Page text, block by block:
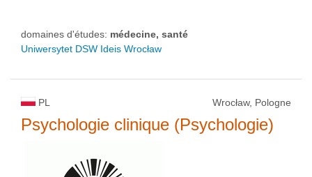
domaines d'études: médecine, santé
Uniwersytet DSW Ideis Wrocław
PL Wrocław, Pologne
Psychologie clinique (Psychologie)